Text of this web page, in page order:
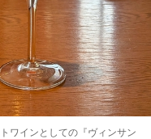
ワインとしての『ヴィンサン